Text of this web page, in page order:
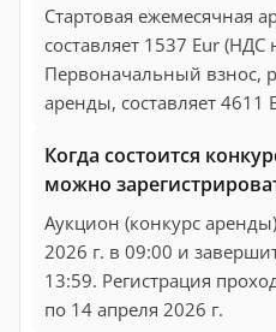
Стартовая ежемесячная
составляет 1537 Eur (НДС
Первоначальный взнос,
аренды, составляет 4611
Когда состоится
можно
Аукцион (конкурс
2026 г. в 09:00 и
13:59. Регистрация
по 14 апреля 2026 г.